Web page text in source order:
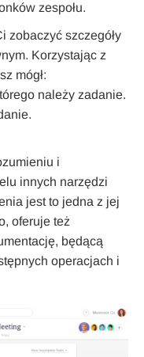
zespołu.
zobaczyć szczegóły
Korzystając z
mógł:
należy zadanie.
i
innych narzędzi
jest to jedna z jej
oferuje też
będącą
operacjach i